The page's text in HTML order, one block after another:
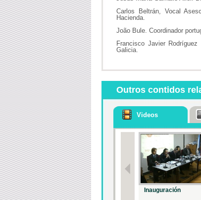
Carlos Beltrán, Vocal
Hacienda.
João Bule. Coordinador
Francisco Javier
Galicia.
Outros contidos
Videos
Inauguración